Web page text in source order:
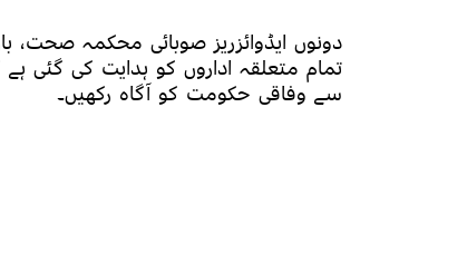
دونوں ایڈوائزریز صوبائی محکمہ
تمام متعلقہ اداروں کو ہدایت کی گئی
سے وفاقی حکومت کو آگاہ رکھیں۔